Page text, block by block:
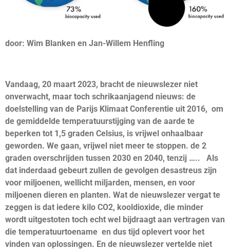
door: Wim Blanken en Jan-Willem Henfling
Vandaag, 20 maart 2023, bracht de nieuwslezer niet
onverwacht, maar toch schrikaanjagend nieuws: de
doelstelling van de Parijs Klimaat Conferentie uit 2016, om
de gemiddelde temperatuurstijging van de aarde te
beperken tot 1,5 graden Celsius, is vrijwel onhaalbaar
geworden. We gaan, vrijwel niet meer te stoppen. de 2
graden overschrijden tussen 2030 en 2040, tenzij ….. Als
dat inderdaad gebeurt zullen de gevolgen desastreus zijn
voor miljoenen, wellicht miljarden, mensen, en voor
miljoenen dieren en planten. Wat de nieuwslezer vergat te
zeggen is dat iedere kilo CO2, kooldioxide, die minder
wordt uitgestoten toch echt wel bijdraagt aan vertragen van
die temperatuurtoename en dus tijd oplevert voor het
vinden van oplossingen. En de nieuwslezer vertelde niet